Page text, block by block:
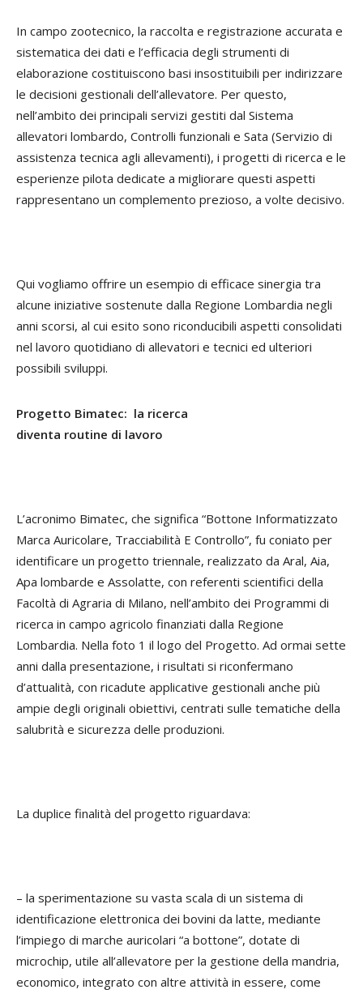
In campo zootecnico, la raccolta e registrazione accurata e
sistematica dei dati e l’efficacia degli strumenti di
elaborazione costituiscono basi insostituibili per indirizzare
le decisioni gestionali dell’allevatore. Per questo,
nell’ambito dei principali servizi gestiti dal Sistema
allevatori lombardo, Controlli funzionali e Sata (Servizio di
assistenza tecnica agli allevamenti), i progetti di ricerca e le
esperienze pilota dedicate a migliorare questi aspetti
rappresentano un complemento prezioso, a volte decisivo.
Qui vogliamo offrire un esempio di efficace sinergia tra
alcune iniziative sostenute dalla Regione Lombardia negli
anni scorsi, al cui esito sono riconducibili aspetti consolidati
nel lavoro quotidiano di allevatori e tecnici ed ulteriori
possibili sviluppi.
Progetto Bimatec: la ricerca
diventa routine di lavoro
L’acronimo Bimatec, che significa “Bottone Informatizzato
Marca Auricolare, Tracciabilità E Controllo”, fu coniato per
identificare un progetto triennale, realizzato da Aral, Aia,
Apa lombarde e Assolatte, con referenti scientifici della
Facoltà di Agraria di Milano, nell’ambito dei Programmi di
ricerca in campo agricolo finanziati dalla Regione
Lombardia. Nella foto 1 il logo del Progetto. Ad ormai sette
anni dalla presentazione, i risultati si riconfermano
d’attualità, con ricadute applicative gestionali anche più
ampie degli originali obiettivi, centrati sulle tematiche della
salubrità e sicurezza delle produzioni.
La duplice finalità del progetto riguardava:
– la sperimentazione su vasta scala di un sistema di
identificazione elettronica dei bovini da latte, mediante
l’impiego di marche auricolari “a bottone”, dotate di
microchip, utile all’allevatore per la gestione della mandria,
economico, integrato con altre attività in essere, come